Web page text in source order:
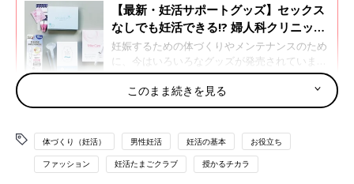
【最新・妊活サポートグッズ】セックス
なしでも妊活できる!? 婦人科クリニック
で注目のLOX検査が自宅でできる!? 驚き
グッズ続々
妊娠するための体づくりやメンテナンスのため
に、今はいろいろなグッズが発売されていま
す。 2人でポジティブに妊活を始められるよう
気軽に取り入れられる妊活サポートグッズを集
めました。 今回は、数多あるラインナップの中
なれる「妊活お役立ちアイテム」をご紹介しま
す。
タイミング法に欠かせないセックス。
パートナーとの大切な時間をもっと快適にするため、ラブグッズ
このまま続きを見る
体づくり（妊活） 男性妊活 妊活の基本 お役立ち
ファッション 妊活たまごクラブ 授かるチカラ